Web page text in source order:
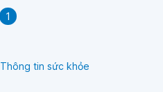
1
Thông tin sức khỏe